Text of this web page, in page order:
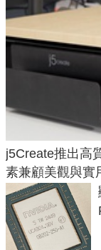
j5Create推出高
素兼顧美觀與實